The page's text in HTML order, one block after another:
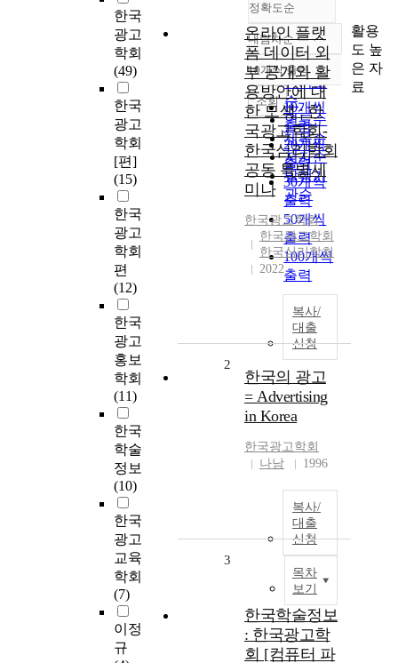
한국
광고
학회
(49)
한국
광고
학회
[편]
(15)
한국
광고
학회
편
(12)
한국
광고
홍보
학회
(11)
한국
학술
정보
(10)
한국
광고
교육
학회
(7)
이정
규
정확도순
정확도
순
인기도
순
연도순
제목순
저자순
발행기
관순
내림차순
내림차순
10개씩 출력
10개씩
출력
20개씩
출력
30개씩
출력
50개씩
출력
100개씩
출력
조회
온라인 플랫
폼 데이터 외
부 공개와 활
용방안에 대
한 모색 : 한
국광고학회-
한국심리학회
공동 특별세
미나
한국광고학회
한국광고학회
한국심리학회
2022
복사/
대출
신청
2
한국의 광고
= Advertising
in Korea
한국광고학회
나남
1996
복사/
대출
신청
목차
보기
3
한국학술정보
: 한국광고학
회 [컴퓨터 파
활용
도 높
은 자
료